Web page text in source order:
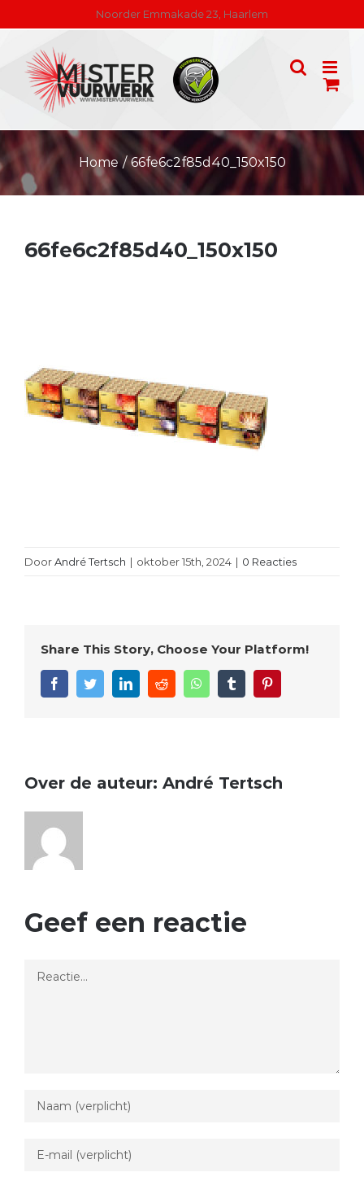
content
Noorder Emmakade 23, Haarlem
Home / 66fe6c2f85d40_150x150
66fe6c2f85d40_150x150
DoorAndré Tertsch | oktober 15th, 2024 | 0 Reacties
Share This Story, Choose Your Platform!
FacebookTwitterLinkedInReddit WhatsAppTumblr
Over de auteur: André Tertsch
Geef een reactie